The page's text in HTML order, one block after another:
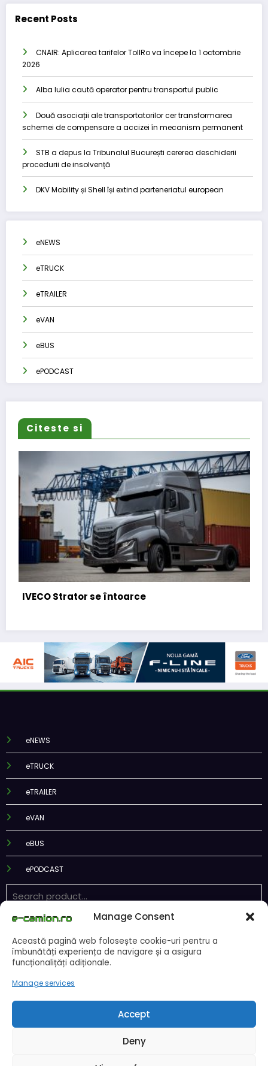
Manage Consent
Această pagină web folosește cookie-uri pentru a
îmbunătăți experiența de navigare și a asigura
funcționalițăți adiționale.
Manage services
Accept
Deny
Recent Posts
CNAIR: Aplicarea tarifelor TollRo va începe la 1 octombrie
2026
Alba Iulia caută operator pentru transportul public
Două asociații ale transportatorilor cer transformarea
schemei de compensare a accizei în mecanism permanent
STB a depus la Tribunalul București cererea deschiderii
procedurii de insolvență
DKV Mobility și Shell își extind parteneriatul european
eNEWS
eTRUCK
eTRAILER
eVAN
eBUS
ePODCAST
Citeste si
octombrie 2026
eNEWS
eTRUCK
eTRAILER
eVAN
CNAIR: Aplicarea tarifelor TollRo va începe la 1 octombrie 2026
Alba Iulia caută operator pentru transportul public
Două asociații ale transportatorilor cer transformarea schemei de
compensare a accizei în mecanism permanent